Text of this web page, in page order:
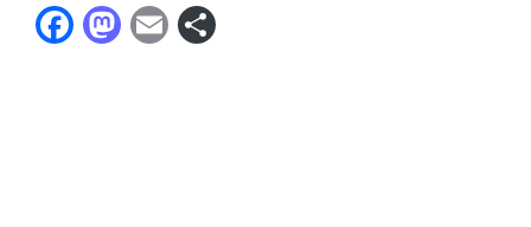
Facebook
Mastodon
Email